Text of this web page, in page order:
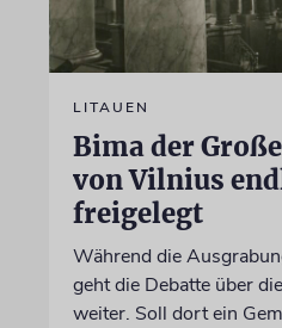
LITAUEN
Bima der
von Vilnius
freigelegt
Während die
geht die Debatte über
weiter. Soll dort ein